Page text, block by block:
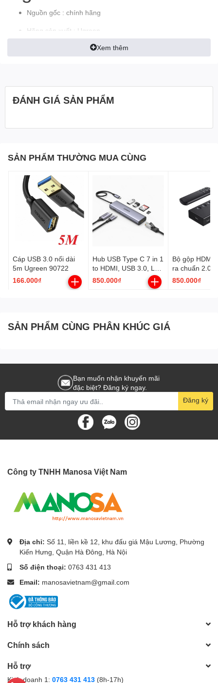
Nguồn gốc : chính hãng
Hãng sản xuất : Ugreen
Mã sản phẩm : 50107
Hỗ trợ độ phân giải : 4k 50/60hz
Dây cáp bọc vải dù độ bên cao , đầu cáp mạ vàng
Xem thêm
ĐÁNH GIÁ SẢN PHẨM
SẢN PHẨM THƯỜNG MUA CÙNG
Cáp USB 3.0 nối dài
5m Ugreen 90722
166.000₫
Hub USB Type C 7 in 1
to HDMI, USB 3.0, Lan
RJ45, SD/TF, PD
100W Ugreen 90568
850.000₫
Bộ gộp HDMI
ra chuẩn 2.0
4K@60Hz 3D
850.000₫
SẢN PHẨM CÙNG PHÂN KHÚC GIÁ
Bạn muốn nhận khuyến mãi
đặc biệt? Đăng ký ngay.
Đăng ký
Công ty TNHH Manosa Việt Nam
Địa chỉ: Số 11, liền kề 12, khu đấu giá Mậu Lương, Phường
Kiến Hưng, Quận Hà Đông, Hà Nội
Số điện thoại: 0763 431 413
Email: manosavietnam@gmail.com
Hỗ trợ khách hàng
Chính sách
Hỗ trợ
Kinh doanh 1: 0763 431 413 (8h-17h)